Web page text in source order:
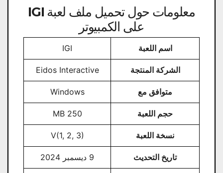
معلومات حول تحميل ملف لعبة IGI
على الكمبيوتر
اسم اللعبة IGI
الشركة المنتجة Eidos Interactive
متوافق مع Windows
حجم اللعبة 250 MB
نسخة اللعبة V(1, 2, 3)
تاريخ التحديث 9 ديسمبر 2024